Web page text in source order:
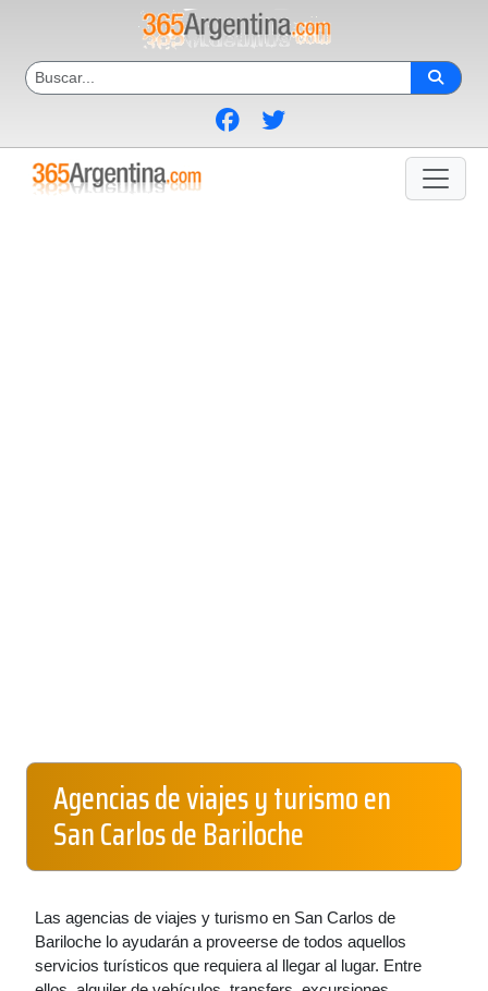
Agencias de viajes y turismo en
San Carlos de Bariloche
Las agencias de viajes y turismo en San Carlos de
Bariloche lo ayudarán a proveerse de todos aquellos
servicios turísticos que requiera al llegar al lugar. Entre